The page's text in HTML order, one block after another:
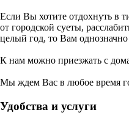
Если Вы хотите отдохнуть в
от городской суеты,
целый год, то Вам
К нам можно приезжать с
Мы ждем Вас в любое время
Удобства и услуги